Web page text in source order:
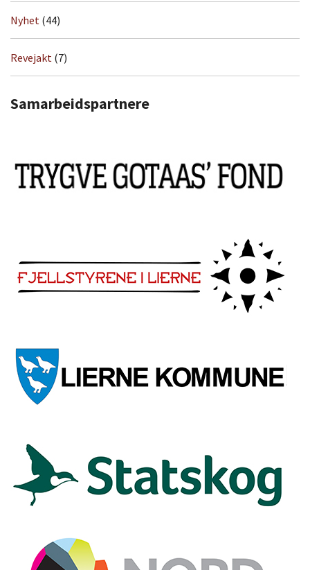
Nyhet (44)
Revejakt (7)
Samarbeidspartnere